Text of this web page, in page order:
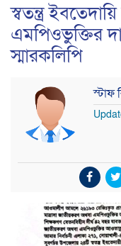
স্বতন্ত্র
এমপিওভুক্তির
স্মারকলিপি
স্টাফ